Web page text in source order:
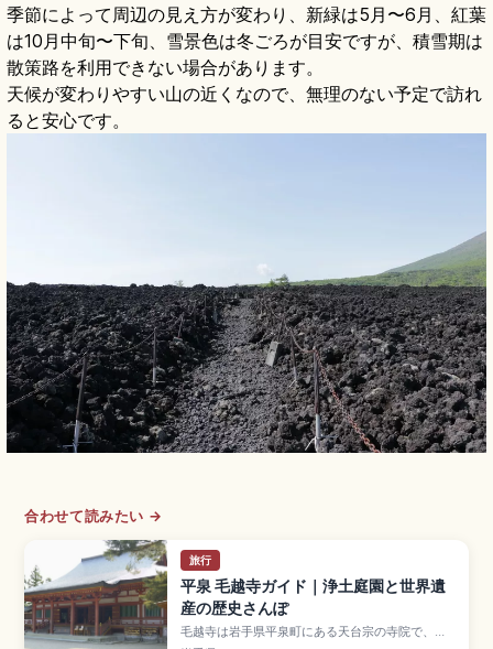
季節によって周辺の見え方が変わり、新緑は5月〜6月、紅葉
は10月中旬〜下旬、雪景色は冬ごろが目安ですが、積雪期は
散策路を利用できない場合があります。
天候が変わりやすい山の近くなので、無理のない予定で訪れ
ると安心です。
合わせて読みたい →
旅行
平泉 毛越寺ガイド｜浄土庭園と世界遺
産の歴史さんぽ
毛越寺は岩手県平泉町にある天台宗の寺院で、世